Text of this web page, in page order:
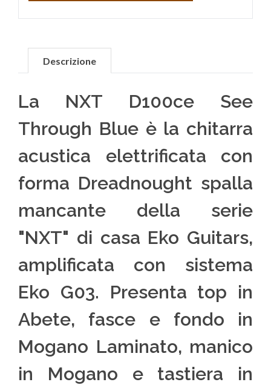
Descrizione
La NXT D100ce See
Through Blue è la chitarra
acustica elettrificata con
forma Dreadnought spalla
mancante della serie
"NXT" di casa Eko Guitars,
amplificata con sistema
Eko G03. Presenta top in
Abete, fasce e fondo in
Mogano Laminato, manico
in Mogano e tastiera in